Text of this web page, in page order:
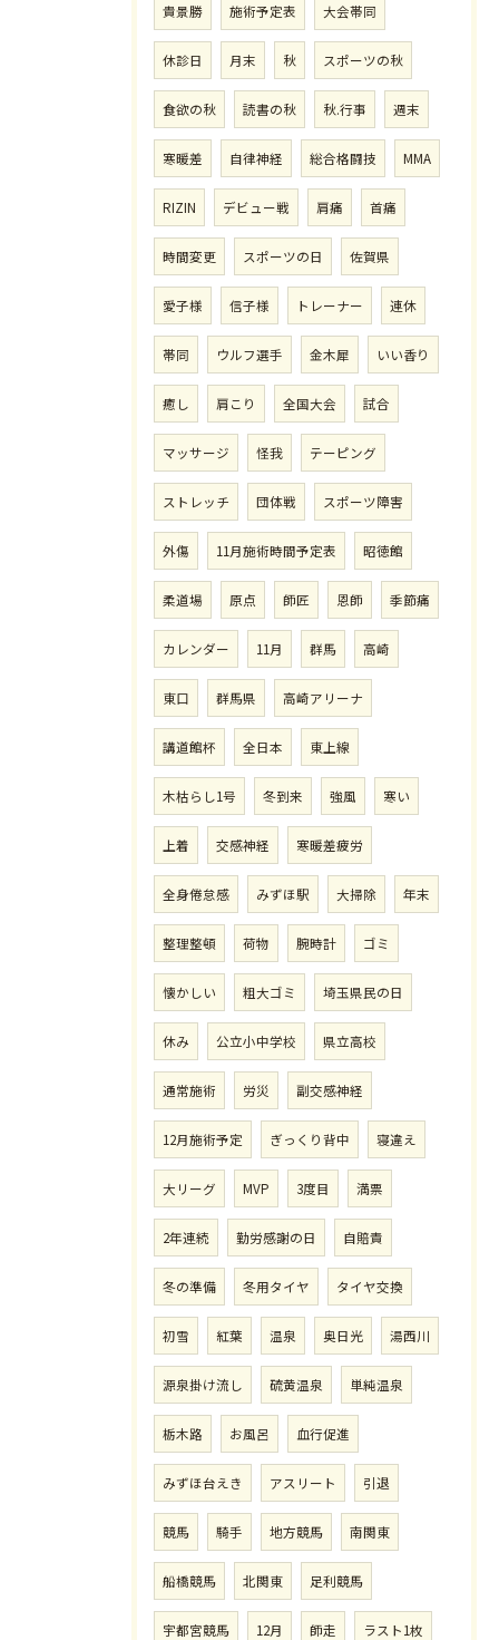
貴景勝 施術予定表 大会帯同
休診日 月末 秋 スポーツの秋
食欲の秋 読書の秋 秋.行事 週末
寒暖差 自律神経 総合格闘技 MMA
RIZIN デビュー戦 肩痛 首痛
時間変更 スポーツの日 佐賀県
愛子様 信子様 トレーナー 連休
帯同 ウルフ選手 金木犀 いい香り
癒し 肩こり 全国大会 試合
マッサージ 怪我 テーピング
ストレッチ 団体戦 スポーツ障害
外傷 11月施術時間予定表 昭徳館
柔道場 原点 師匠 恩師 季節痛
カレンダー 11月 群馬 高崎
東口 群馬県 高崎アリーナ
講道館杯 全日本 東上線
木枯らし1号 冬到来 強風 寒い
上着 交感神経 寒暖差疲労
全身倦怠感 みずほ駅 大掃除 年末
整理整頓 荷物 腕時計 ゴミ
懐かしい 粗大ゴミ 埼玉県民の日
休み 公立小中学校 県立高校
通常施術 労災 副交感神経
12月施術予定 ぎっくり背中 寝違え
大リーグ MVP 3度目 満票
2年連続 勤労感謝の日 自賠責
冬の準備 冬用タイヤ タイヤ交換
初雪 紅葉 温泉 奥日光 湯西川
源泉掛け流し 硫黄温泉 単純温泉
栃木路 お風呂 血行促進
みずほ台えき アスリート 引退
競馬 騎手 地方競馬 南関東
船橋競馬 北関東 足利競馬
宇都宮競馬 12月 師走 ラスト1枚